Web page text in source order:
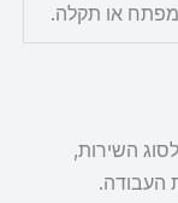
מפתח או תקלה.
השירות,
העבודה.